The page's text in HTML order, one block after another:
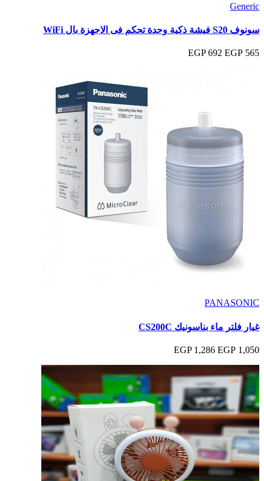
Generic
سونوف S20 فيشة ذكية وحدة تحكم فى الاجهزة بال WiFi
565 EGP
692 EGP
PANASONIC
غيار فلتر ماء بناسونيك CS200C
1,050 EGP
1,286 EGP